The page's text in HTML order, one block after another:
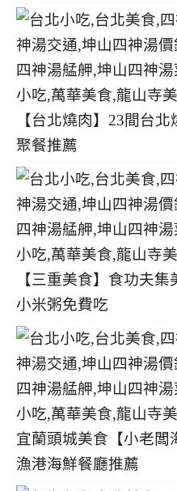
【台北燒肉】23間台
聚餐推薦
【三重美食】食功夫
小米粥免費吃
宜蘭頭城美食【小老闆
漁港海鮮餐廳推薦